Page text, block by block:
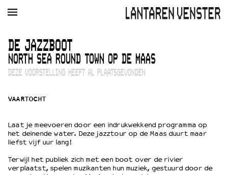
AGENDA FILM MUZIEK
Winkelmandje
Zoek
Openingstijden & contact
Kaartverkoop
EDUCATIE
DE JAZZBOOT
NORTH SEA ROUND TOWN OP DE MAAS
DEZE VOORSTELLING HEEFT AL PLAATSGEVONDEN
VAARTOCHT
Laat je meevoeren door een indrukwekkend programma op
het deinende water. Deze jazztour op de Maas duurt maar
liefst vijf uur lang!
Terwijl het publiek zich met een boot over de rivier
verplaatst, spelen muzikanten hun muziek, gestuurd door de